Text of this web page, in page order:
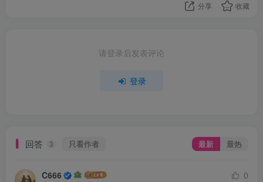
分享 收藏
请登录后发表评论
登录
回答 3 只看作者 最新 最热
C666
0